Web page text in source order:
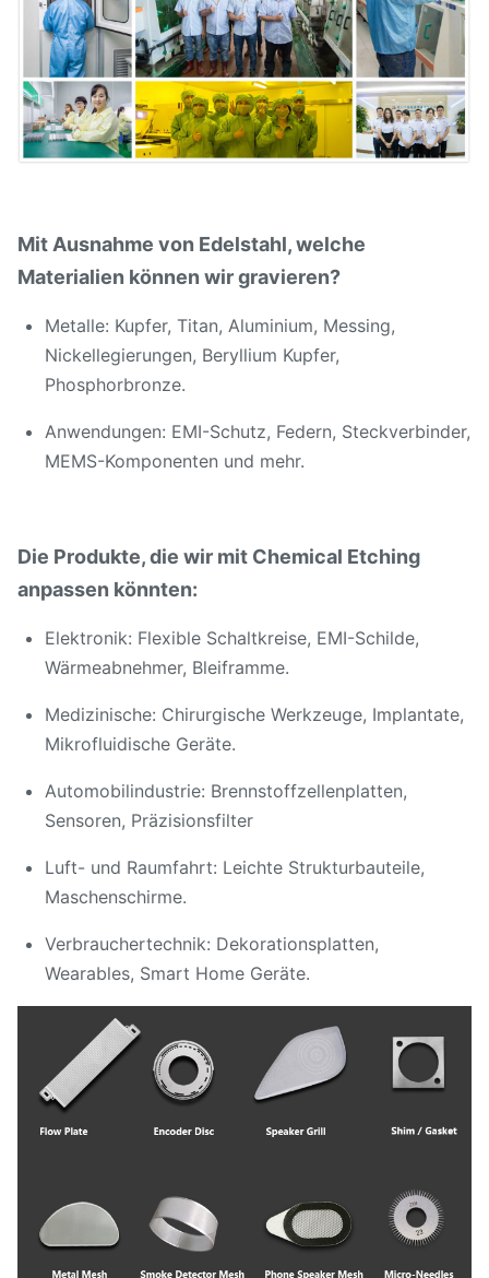
Mit Ausnahme von Edelstahl, welche
Materialien können wir gravieren?
Metalle: Kupfer, Titan, Aluminium, Messing,
Nickellegierungen, Beryllium Kupfer,
Phosphorbronze.
Anwendungen: EMI-Schutz, Federn, Steckverbinder,
MEMS-Komponenten und mehr.
Die Produkte, die wir mit Chemical Etching
anpassen könnten:
Elektronik: Flexible Schaltkreise, EMI-Schilde,
Wärmeabnehmer, Bleiframme.
Medizinische: Chirurgische Werkzeuge, Implantate,
Mikrofluidische Geräte.
Automobilindustrie: Brennstoffzellenplatten,
Sensoren, Präzisionsfilter
Luft- und Raumfahrt: Leichte Strukturbauteile,
Maschenschirme.
Verbrauchertechnik: Dekorationsplatten,
Wearables, Smart Home Geräte.